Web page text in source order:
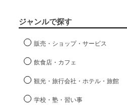
ジャンルで探す
販売・ショップ・サービス
飲食店・カフェ
観光・旅行会社・ホテル・旅館
学校・塾・習い事